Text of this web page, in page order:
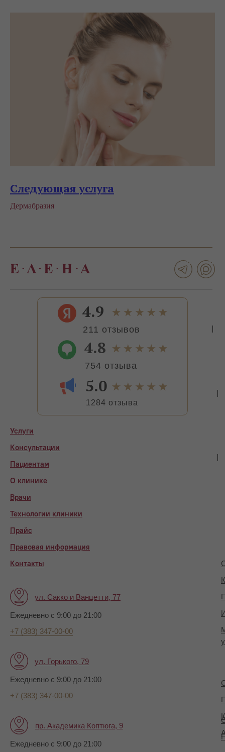
Следующая услуга
Дермабразия
Пациентам
Консультации
Прайс
Услуги
Ежедневно с 9:00 до 21:00
+7 (383) 347-00-00
ул. Сакко и Ванцетти, 77
Ежедневно с 9:00 до 21:00
+7 (383) 347-00-00
ул. Горького, 79
Ежедневно с 9:00 до 21:00
пр. Академика Коптюга, 9
О клинике
Технологии клиники
Врачи
Правовая информация
Контакты
211 отзывов
4.9
754 отзыва
4.8
1284 отзыва
5.0